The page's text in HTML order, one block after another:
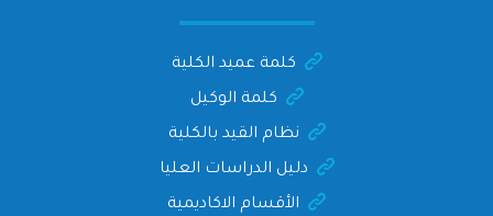
كلمة عميد الكلية
كلمة الوكيل
نظام القيد بالكلية
دليل الدراسات العليا
الأقسام الاكاديمية